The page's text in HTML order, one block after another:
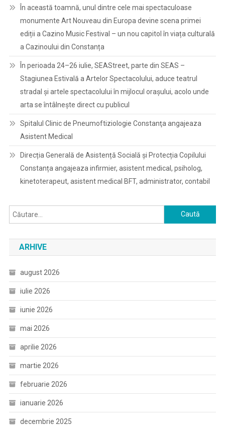
În această toamnă, unul dintre cele mai spectaculoase
monumente Art Nouveau din Europa devine scena primei
ediții a Cazino Music Festival – un nou capitol în viața culturală
a Cazinoului din Constanța
În perioada 24–26 iulie, SEAStreet, parte din SEAS –
Stagiunea Estivală a Artelor Spectacolului, aduce teatrul
stradal și artele spectacolului în mijlocul orașului, acolo unde
arta se întâlnește direct cu publicul
Spitalul Clinic de Pneumoftiziologie Constanţa angajeaza
Asistent Medical
Direcția Generală de Asistență Socială și Protecția Copilului
Constanța angajeaza infirmier, asistent medical, psiholog,
kinetoterapeut, asistent medical BFT, administrator, contabil
Caută
după:
ARHIVE
august 2026
iulie 2026
iunie 2026
mai 2026
aprilie 2026
martie 2026
februarie 2026
ianuarie 2026
decembrie 2025